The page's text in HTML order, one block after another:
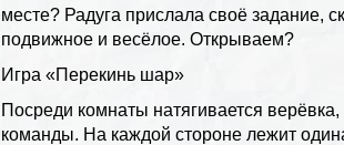
месте? Радуга прислала своё задание,
подвижное и весёлое. Открываем?
Игра «Перекинь шар»
Посреди комнаты натягивается
команды. На каждой стороне лежит